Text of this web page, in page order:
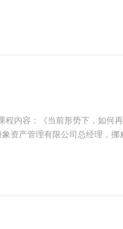
程内容：《当前形势下，如何
资产管理有限公司总经理，挪